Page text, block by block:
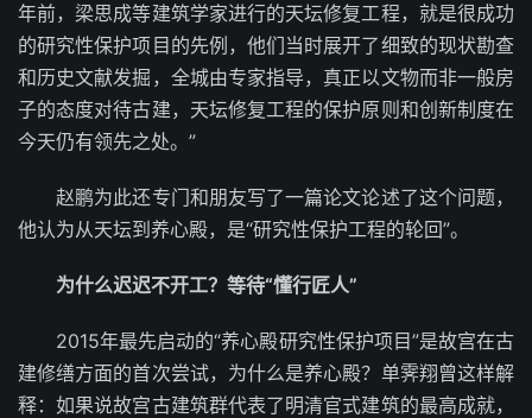
年前，梁思成等建筑学家进行的天坛修复工程，就是很成功
的研究性保护项目的先例，他们当时展开了细致的现状勘查
和历史文献发掘，全城由专家指导，真正以文物而非一般房
子的态度对待古建，天坛修复工程的保护原则和创新制度在
今天仍有领先之处。”
赵鹏为此还专门和朋友写了一篇论文论述了这个问题，
他认为从天坛到养心殿，是“研究性保护工程的轮回”。
为什么迟迟不开工？等待“懂行匠人”
2015年最先启动的“养心殿研究性保护项目”是故宫在古
建修缮方面的首次尝试，为什么是养心殿？单霁翔曾这样解
释：如果说故宫古建筑群代表了明清官式建筑的最高成就，